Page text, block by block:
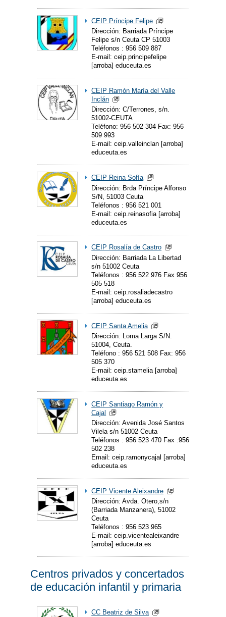
CEIP Príncipe Felipe
Dirección: Barriada Príncipe
Felipe s/n Ceuta CP 51003
Teléfonos : 956 509 887
E-mail: ceip.principefelipe
[arroba] educeuta.es
CEIP Ramón María del Valle
Inclán
Dirección: C/Terrones, s/n.
51002-CEUTA
Teléfono: 956 502 304 Fax: 956
509 993
E-mail: ceip.valleinclan [arroba]
educeuta.es
CEIP Reina Sofía
Dirección: Brda Príncipe Alfonso
S/N, 51003 Ceuta
Teléfonos : 956 521 001
E-mail: ceip.reinasofia [arroba]
educeuta.es
CEIP Rosalía de Castro
Dirección: Barriada La Libertad
s/n 51002 Ceuta
Teléfonos : 956 522 976 Fax 956
505 518
E-mail: ceip.rosaliadecastro
[arroba] educeuta.es
CEIP Santa Amelia
Dirección: Loma Larga S/N.
51004, Ceuta.
Teléfono : 956 521 508 Fax: 956
505 370
E-mail: ceip.stamelia [arroba]
educeuta.es
CEIP Santiago Ramón y
Cajal
Dirección: Avenida José Santos
Vilela s/n 51002 Ceuta
Teléfonos : 956 523 470 Fax :956
502 238
Email: ceip.ramonycajal [arroba]
educeuta.es
CEIP Vicente Aleixandre
Dirección: Avda. Otero,s/n
(Barriada Manzanera), 51002
Ceuta
Teléfonos : 956 523 965
E-mail: ceip.vicentealeixandre
[arroba] educeuta.es
Centros privados y concertados
de educación infantil y primaria
CC Beatriz de Silva